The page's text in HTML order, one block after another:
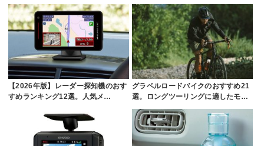
【2026年版】レーダー探知機のおす
すめランキング12選。人気メ…
グラベルロードバイクのおすすめ21
選。ロングツーリングに適したモ…